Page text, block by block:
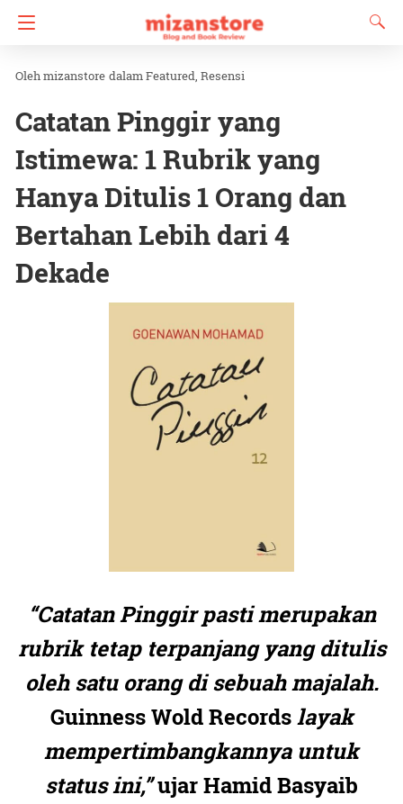
mizanstore dalamFeatured Resensi
Catatan Pinggir yang
Istimewa: 1 Rubrik yang
Hanya Ditulis 1 Orang dan
Bertahan Lebih dari 4
Dekade
“Catatan Pinggir pasti merupakan
rubrik tetap terpanjang yang ditulis
oleh satu orang di sebuah majalah.
Guinness Wold Recordslayak
mempertimbangkannya untuk
status ini,”ujar Hamid Basyaib